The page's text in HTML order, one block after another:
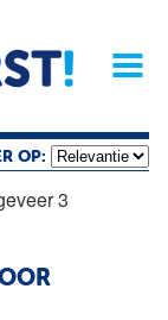
OP:
3